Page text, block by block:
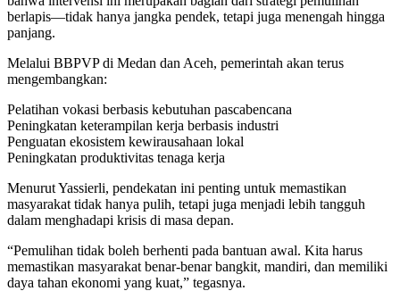
berlapis—tidak hanya jangka pendek, tetapi juga menengah hingga
panjang.
Melalui BBPVP di Medan dan Aceh, pemerintah akan terus
mengembangkan:
Pelatihan vokasi berbasis kebutuhan pascabencana
Peningkatan keterampilan kerja berbasis industri
Penguatan ekosistem kewirausahaan lokal
Peningkatan produktivitas tenaga kerja
Menurut Yassierli, pendekatan ini penting untuk memastikan
masyarakat tidak hanya pulih, tetapi juga menjadi lebih tangguh
dalam menghadapi krisis di masa depan.
“Pemulihan tidak boleh berhenti pada bantuan awal. Kita harus
memastikan masyarakat benar-benar bangkit, mandiri, dan memiliki
daya tahan ekonomi yang kuat,” tegasnya.